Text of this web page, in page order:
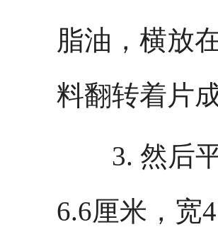
脂油，横放
料翻转着片
3. 然后平
6.6厘米，宽